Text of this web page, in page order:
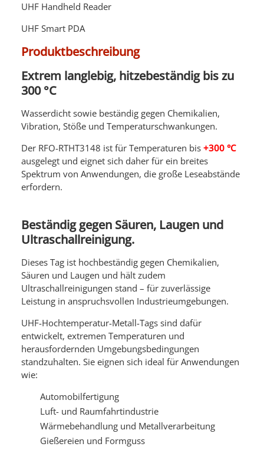
UHF Handheld Reader
UHF Smart PDA
Produktbeschreibung
Extrem langlebig, hitzebeständig bis zu
300 °C
Wasserdicht sowie beständig gegen Chemikalien,
Vibration, Stöße und Temperaturschwankungen.
Der RFO-RTHT3148 ist für Temperaturen bis +300 °C
ausgelegt und eignet sich daher für ein breites
Spektrum von Anwendungen, die große Leseabstände
erfordern.
Beständig gegen Säuren, Laugen und
Ultraschallreinigung.
Dieses Tag ist hochbeständig gegen Chemikalien,
Säuren und Laugen und hält zudem
Ultraschallreinigungen stand – für zuverlässige
Leistung in anspruchsvollen Industrieumgebungen.
UHF-Hochtemperatur-Metall-Tags sind dafür
entwickelt, extremen Temperaturen und
herausfordernden Umgebungsbedingungen
standzuhalten. Sie eignen sich ideal für Anwendungen
wie:
Automobilfertigung
Luft- und Raumfahrtindustrie
Wärmebehandlung und Metallverarbeitung
Gießereien und Formguss